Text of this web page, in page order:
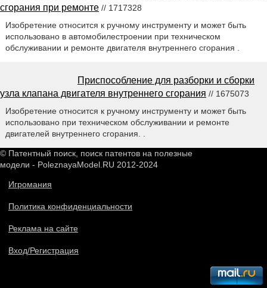
сгорания при ремонте // 1717328
Изобретение относится к ручному инструменту и может быть
использовано в автомобилестроении при техническом
обслуживании и ремонте двигателя внутреннего сгорания .
Приспособление для разборки и сборки
узла клапана двигателя внутреннего сгорания // 1675073
Изобретение относится к ручному инструменту и может быть
использовано при техническом обслуживании и ремонте
двигателей внутреннего сгорания. .
© Патентный поиск, поиск патентов на полезные
модели - PoleznayaModel.RU 2012-2024
Игромания
Политика конфиденциальности
Реклама на сайте
Вход/Регистрация